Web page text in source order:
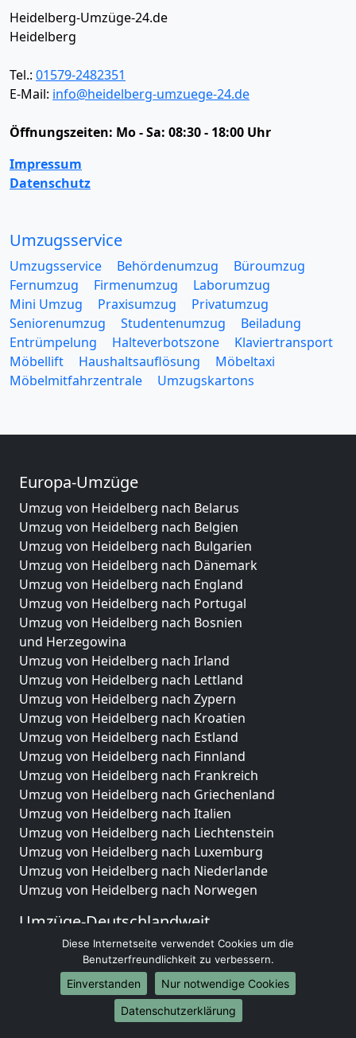
Heidelberg-Umzüge-24.de
Heidelberg
Tel.: 01579-2482351
E-Mail: info@heidelberg-umzuege-24.de
Öffnungszeiten: Mo - Sa: 08:30 - 18:00 Uhr
Impressum
Datenschutz
Umzugsservice
Umzugsservice Behördenumzug
Büroumzug
Fernumzug
Firmenumzug
Laborumzug
Mini Umzug
Praxisumzug
Privatumzug
Seniorenumzug
Studentenumzug
Beiladung
Entrümpelung
Halteverbotszone
Klaviertransport
Möbellift
Haushaltsauflösung
Möbeltaxi
Möbelmitfahrzentrale
Umzugskartons
Europa-Umzüge
Umzug von Heidelberg nach Belarus
Umzug von Heidelberg nach Belgien
Umzug von Heidelberg nach Bulgarien
Umzug von Heidelberg nach Dänemark
Umzug von Heidelberg nach England
Umzug von Heidelberg nach Portugal
Umzug von Heidelberg nach Bosnien
und Herzegowina
Umzug von Heidelberg nach Irland
Umzug von Heidelberg nach Lettland
Umzug von Heidelberg nach Zypern
Umzug von Heidelberg nach Kroatien
Umzug von Heidelberg nach Estland
Umzug von Heidelberg nach Finnland
Umzug von Heidelberg nach Frankreich
Umzug von Heidelberg nach Griechenland
Umzug von Heidelberg nach Italien
Umzug von Heidelberg nach Liechtenstein
Umzug von Heidelberg nach Luxemburg
Umzug von Heidelberg nach Niederlande
Umzug von Heidelberg nach Norwegen
Umzüge-Deutschlandweit
Umzug von Heidelberg nach Berlin
Umzug von Heidelberg nach Hamburg
Umzug von Heidelberg nach München
Umzug von Heidelberg nach Köln
Umzug von Heidelberg nach Frankfurt am Main
Diese Internetseite verwendet Cookies um die
Benutzerfreundlichkeit zu verbessern.
Einverstanden
Nur notwendige Cookies
Datenschutzerklärung